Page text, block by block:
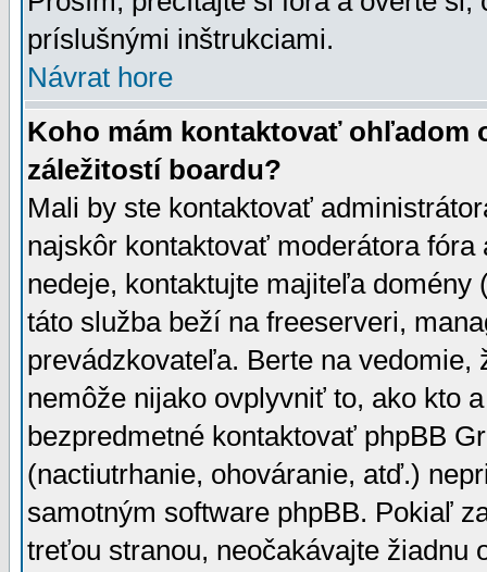
príslušnými inštrukciami.
Návrat hore
Koho mám kontaktovať ohľadom
záležitostí boardu?
Mali by ste kontaktovať
najskôr kontaktovať moderátora
nedeje, kontaktujte majiteľa
táto služba beží na freeserveri,
prevádzkovateľa. Berte na vedomie,
nemôže nijako ovplyvniť to, ako kto
bezpredmetné kontaktovať phpBB
(nactiutrhanie, ohováranie, atď.)
samotným software phpBB. Pokiaľ
treťou stranou, neočakávajte žiadnu